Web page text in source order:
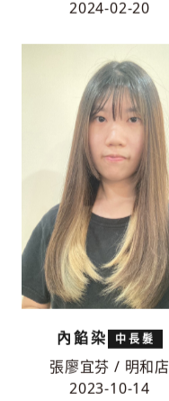
2024-02-20
內餡染 中長髮
張廖宜芬 / 明和店
2023-10-14